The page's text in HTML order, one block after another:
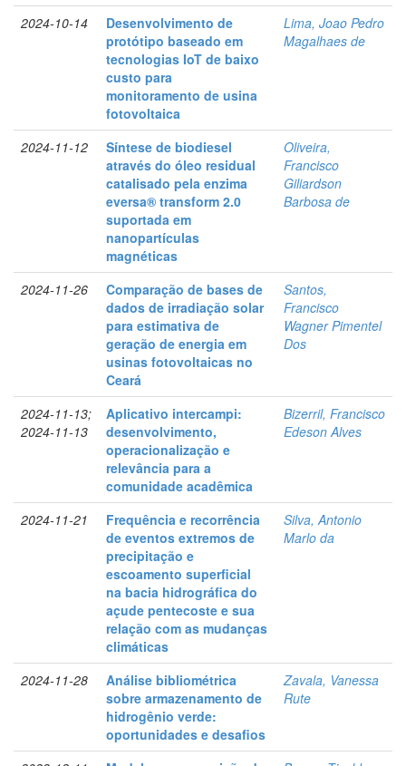
2024-10-14
Desenvolvimento de
protótipo baseado em
tecnologias IoT de baixo
custo para
monitoramento de usina
fotovoltaica
Lima, Joao Pedro
Magalhaes de
2024-11-12
Síntese de biodiesel
através do óleo residual
catalisado pela enzima
eversa® transform 2.0
suportada em
nanopartículas
magnéticas
Oliveira,
Francisco
Giliardson
Barbosa de
2024-11-26
Comparação de bases de
dados de irradiação solar
para estimativa de
geração de energia em
usinas fotovoltaicas no
Ceará
Santos,
Francisco
Wagner Pimentel
Dos
2024-11-13;
2024-11-13
Aplicativo intercampi:
desenvolvimento,
operacionalização e
relevância para a
comunidade acadêmica
Bizerril, Francisco
Edeson Alves
2024-11-21
Frequência e recorrência
de eventos extremos de
precipitação e
escoamento superficial
na bacia hidrográfica do
açude pentecoste e sua
relação com as mudanças
climáticas
Silva, Antonio
Marlo da
2024-11-28
Análise bibliométrica
sobre armazenamento de
hidrogênio verde:
oportunidades e desafios
Zavala, Vanessa
Rute